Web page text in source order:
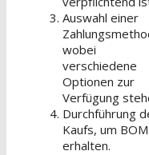
Auswahl einer
wobei
verschiedene
Optionen zur
Verfügung
Durchführung
Kaufs, um
erhalten.